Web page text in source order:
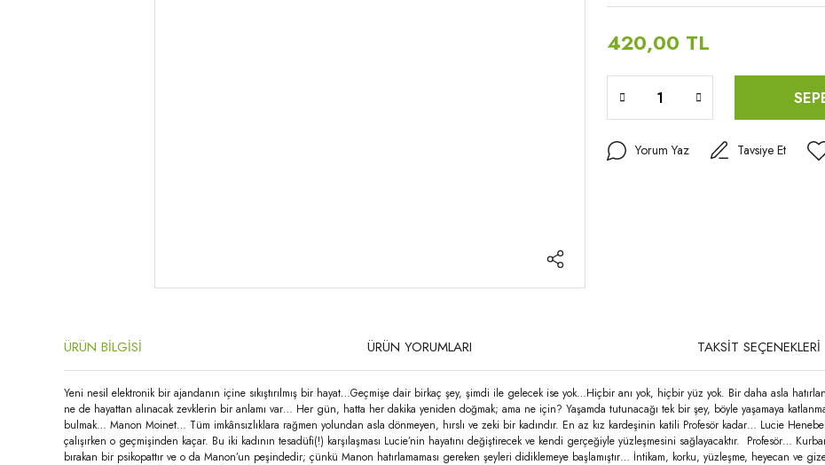
420,00 TL
Yorum Yaz Tavsiye Et
ÜRÜN BİLGİSİ ÜRÜN YORUMLARI TAKSİT SEÇENEKLERİ
Yeni nesil elektronik bir ajandanın içine sıkıştırılmış bir hayat…Geçmişe dair birkaç şey, şimdi ile gelecek ise yok…Hiçbir anı yok, hiçbir yüz yok. Bir daha asla
ne de hayattan alınacak zevklerin bir anlamı var… Her gün, hatta her dakika yeniden doğmak; ama ne için? Yaşamda tutunacağı tek bir şey, böyle yaşamaya
bulmak… Manon Moinet… Tüm imkânsızlıklara rağmen yolundan asla dönmeyen, hırslı ve zeki bir kadındır. En az kız kardeşinin katili Profesör kadar… Lucie
çalışırken o geçmişinden kaçar. Bu iki kadının tesadüfi(!) karşılaşması Lucie’nin hayatını değiştirecek ve kendi gerçeğiyle yüzleşmesini sağlayacaktır. Profesör…
bırakan bir psikopattır ve o da Manon’un peşindedir; çünkü Manon hatırlamaması gereken şeyleri didiklemeye başlamıştır… İntikam, korku, yüzleşme, heyecan ve